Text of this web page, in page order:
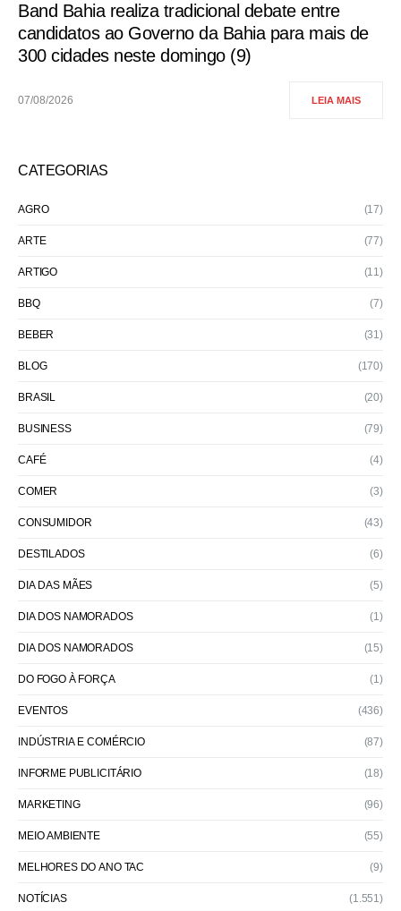
Band Bahia realiza tradicional debate entre
candidatos ao Governo da Bahia para mais de
300 cidades neste domingo (9)
07/08/2026 LEIA MAIS
CATEGORIAS
AGRO (17)
ARTE (77)
ARTIGO (11)
BBQ (7)
BEBER (31)
BLOG (170)
BRASIL (20)
BUSINESS (79)
CAFÉ (4)
COMER (3)
CONSUMIDOR (43)
DESTILADOS (6)
DIA DAS MÃES (5)
DIA DOS NAMORADOS (1)
DIA DOS NAMORADOS (15)
DO FOGO À FORÇA (1)
EVENTOS (436)
INDÚSTRIA E COMÉRCIO (87)
INFORME PUBLICITÁRIO (18)
MARKETING (96)
MEIO AMBIENTE (55)
MELHORES DO ANO TAC (9)
NOTÍCIAS (1.551)